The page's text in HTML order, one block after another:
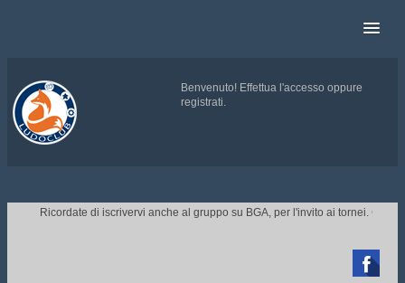
Benvenuto! Effettua l'accesso oppure
registrati.
.
Ricordate di iscrivervi anche al gruppo su BGA, per l'invito ai tornei.
